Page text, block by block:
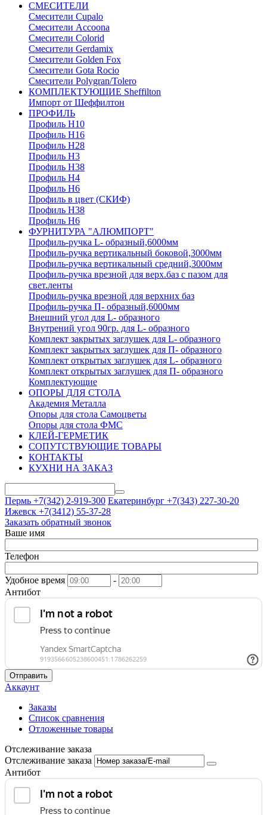
СМЕСИТЕЛИ
Cмесители Cupalo
Смесители Accoona
Смесители Colorid
Смесители Gerdamix
Смесители Golden Fox
Смесители Gota Rocio
Смесители Polygran/Tolero
КОМПЛЕКТУЮЩИЕ Sheffilton
Импорт от Шеффилтон
ПРОФИЛЬ
Профиль H10
Профиль H16
Профиль H28
Профиль H3
Профиль H38
Профиль H4
Профиль H6
Профиль в цвет (СКИФ)
Профиль H38
Профиль H6
ФУРНИТУРА "АЛЮМПОРТ"
Профиль-ручка L- образный,6000мм
Профиль-ручка вертикальный боковой,3000мм
Профиль-ручка вертикальный средний,3000мм
Профиль-ручка врезной для верх.баз с пазом для
свет.ленты
Профиль-ручка врезной для верхних баз
Профиль-ручка П- образный,6000мм
Внешний угол для L- образного
Внутрений угол 90гр. для L- образного
Комплект закрытых заглушек для L- образного
Комплект закрытых заглушек для П- образного
Комплект открытых заглушек для L- образного
Комплект открытых заглушек для П- образного
Комплектующие
ОПОРЫ ДЛЯ СТОЛА
Академия Металла
Опоры для стола Самоцветы
Опоры для стола ФМС
КЛЕЙ-ГЕРМЕТИК
СОПУТСТВУЮЩИЕ ТОВАРЫ
КОНТАКТЫ
КУХНИ НА ЗАКАЗ
Пермь +7(342) 2-919-300 Екатеринбург +7(343) 227-30-20
Ижевск +7(3412) 55-37-28
Заказать обратный звонок
Ваше имя
Телефон
Удобное время
-
Антибот
Отправить
Аккаунт
Заказы
Список сравнения
Отложенные товары
Отслеживание заказа
Отслеживание заказа
Антибот